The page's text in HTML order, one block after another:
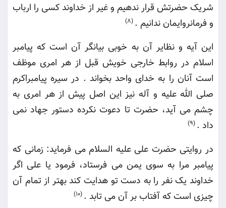
شریک حضرتش قرار ندهیم و غیر از خداوند کسی را ارباب
و فرمانروایمان ندانیم .
(8)
این آیه و نظایر آن به خوبی بیانگر آن است که پیامبر
اسلام در روابط خارجی خویش قبل از هر امری موظف
است آنان را به خدای واحد بخواند . در سیره پیامبراکرم
صلی الله علیه و آله نیز این اصل پیش از هر امری به
چشم می آید، حضرت تا دعوت نکرده دستور جهاد نمی
داد .
(9)
در روایتی حضرت علی علیه السلام می فرماید: زمانی که
پیامبر مرا به سوی یمن می فرستاد، فرمود یا علی اگر
خداوند یک نفر را به دست تو هدایت کند بهتر از تمام آن
چیزی است که آفتاب بر آن می تابد .
(10)